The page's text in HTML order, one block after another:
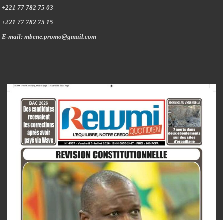
+221 77 782 75 03
+221 77 782 75 15
E-mail: mbene.promo@gmail.com